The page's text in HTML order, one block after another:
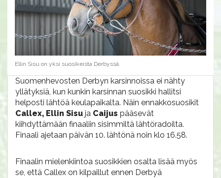
Ellin Sisu on yksi suosikeista Derbyssä.
Suomenhevosten Derbyn karsinnoissa ei nähty
yllätyksiä, kun kunkin karsinnan suosikki hallitsi
helposti lähtöä keulapaikalta. Näin ennakkosuosikit
Callex, Ellin Sisu ja Caijus pääsevät
kiihdyttämään finaaliin sisimmiltä lähtöradoilta.
Finaali ajetaan päivän 10. lähtönä noin klo 16.58.
Finaalin mielenkiintoa suosikkien osalta lisää myös
se, että Callex on kilpaillut ennen Derbyä